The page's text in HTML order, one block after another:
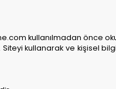
kullanılmadan önce
kullanarak ve kişisel